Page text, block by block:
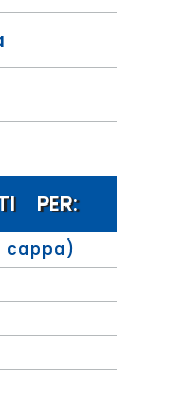
PER: